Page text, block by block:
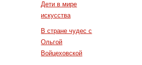
Дети в мире
искусства
В стране чудес с
Ольгой
Войцеховской